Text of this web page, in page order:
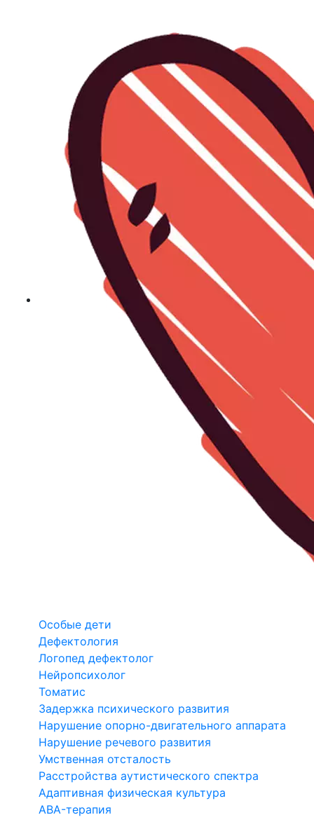
Особые дети
Дефектология
Логопед дефектолог
Нейропсихолог
Томатис
Задержка психического развития
Нарушение опорно-двигательного аппарата
Нарушение речевого развития
Умственная отсталость
Расстройства аутистического спектра
Адаптивная физическая культура
ABA-терапия